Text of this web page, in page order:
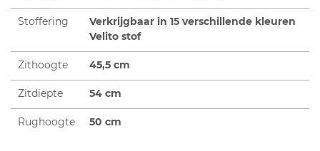
Stoffering
Verkrijgbaar in 15 verschillende kleuren
Velito stof
Zithoogte 45,5 cm
Zitdiepte 54 cm
Rughoogte 50 cm